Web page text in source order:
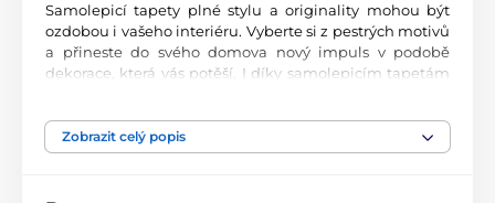
Samolepicí tapety plné stylu a originality mohou být
ozdobou i vašeho interiéru. Vyberte si z pestrých motivů
a přineste do svého domova nový impuls v podobě
dekorace, která vás potěší. I díky samolepicím tapetám
Perfektní tiskové zpracování
Zobrazit celý popis